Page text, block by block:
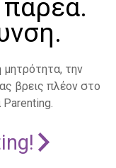
μητρότητα, την
βρεις πλέον στο
Parenting.